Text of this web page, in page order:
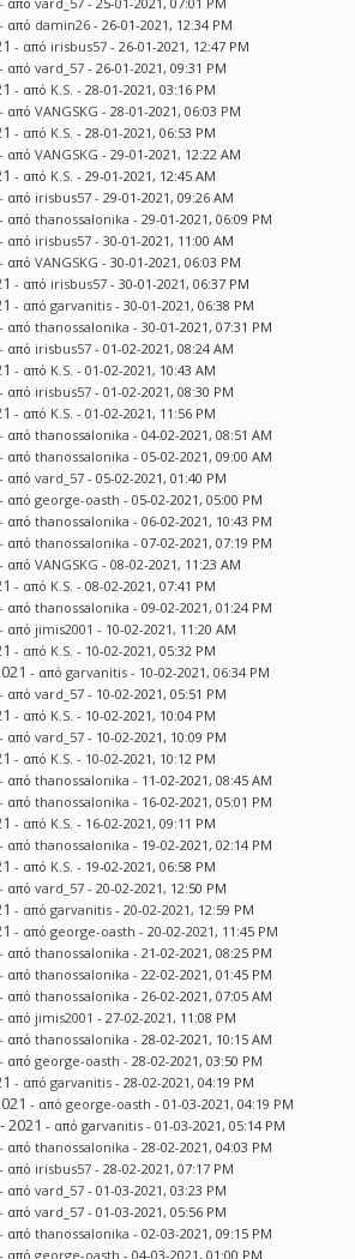
- από damin26 - 26-01-2021, 12:34 PM
- από irisbus57 - 26-01-2021, 12:47 PM
- απόvard_57 - 26-01-2021, 09:31 PM
- από K.S. - 28-01-2021, 03:16 PM
- απόVANGSKG - 28-01-2021, 06:03 PM
- από K.S. - 28-01-2021, 06:53 PM
- απόVANGSKG - 29-01-2021, 12:22 AM
- από K.S. - 29-01-2021, 12:45 AM
- από irisbus57 - 29-01-2021, 09:26 AM
- απόthanossalonika - 29-01-2021, 06:09 PM
- από irisbus57 - 30-01-2021, 11:00 AM
- απόVANGSKG - 30-01-2021, 06:03 PM
- από irisbus57 - 30-01-2021, 06:37 PM
- απόgarvanitis - 30-01-2021, 06:38 PM
- απόthanossalonika - 30-01-2021, 07:31 PM
- από irisbus57 - 01-02-2021, 08:24 AM
- από K.S. - 01-02-2021, 10:43 AM
- από irisbus57 - 01-02-2021, 08:30 PM
- από K.S. - 01-02-2021, 11:56 PM
- απόthanossalonika - 04-02-2021, 08:51 AM
- απόthanossalonika - 05-02-2021, 09:00 AM
- απόvard_57 - 05-02-2021, 01:40 PM
- απόgeorge-oasth - 05-02-2021, 05:00 PM
- απόthanossalonika - 06-02-2021, 10:43 PM
- απόthanossalonika - 07-02-2021, 07:19 PM
- απόVANGSKG - 08-02-2021, 11:23 AM
- από K.S. - 08-02-2021, 07:41 PM
- απόthanossalonika - 09-02-2021, 01:24 PM
- από jimis2001 - 10-02-2021, 11:20 AM
- από K.S. - 10-02-2021, 05:32 PM
- απόgarvanitis - 10-02-2021, 06:34 PM
- απόvard_57 - 10-02-2021, 05:51 PM
- από K.S. - 10-02-2021, 10:04 PM
- απόvard_57 - 10-02-2021, 10:09 PM
- από K.S. - 10-02-2021, 10:12 PM
- απόthanossalonika - 11-02-2021, 08:45 AM
- απόthanossalonika - 16-02-2021, 05:01 PM
- από K.S. - 16-02-2021, 09:11 PM
- απόthanossalonika - 19-02-2021, 02:14 PM
- από K.S. - 19-02-2021, 06:58 PM
- απόvard_57 - 20-02-2021, 12:50 PM
- απόgarvanitis - 20-02-2021, 12:59 PM
- απόgeorge-oasth - 20-02-2021, 11:45 PM
- απόthanossalonika - 21-02-2021, 08:25 PM
- απόthanossalonika - 22-02-2021, 01:45 PM
- απόthanossalonika - 26-02-2021, 07:05 AM
- από jimis2001 - 27-02-2021, 11:08 PM
- απόthanossalonika - 28-02-2021, 10:15 AM
- απόgeorge-oasth - 28-02-2021, 03:50 PM
- απόgarvanitis - 28-02-2021, 04:19 PM
- απόgeorge-oasth - 01-03-2021, 04:19 PM
2021 - απόgarvanitis - 01-03-2021, 05:14 PM
- απόthanossalonika - 28-02-2021, 04:03 PM
- από irisbus57 - 28-02-2021, 07:17 PM
- απόvard_57 - 01-03-2021, 03:23 PM
- απόvard_57 - 01-03-2021, 05:56 PM
- απόthanossalonika - 02-03-2021, 09:15 PM
- απόgeorge-oasth - 04-03-2021, 01:00 PM